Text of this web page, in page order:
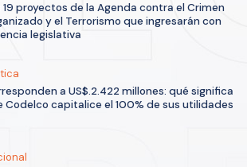
19 proyectos de la Agenda contra el Crimen
y el Terrorismo que ingresarán con
legislativa
a US$.2.422 millones: qué significa
Codelco capitalice el 100% de sus utilidades